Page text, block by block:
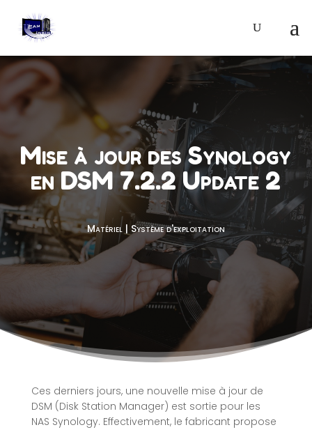
Mise à jour des Synology
en DSM 7.2.2 Update 2
Matériel| Système d'exploitation
Ces derniers jours, une nouvelle mise à jour de
DSM (Disk Station Manager) est sortie pour les
NAS Synology. Effectivement, le fabricant propose